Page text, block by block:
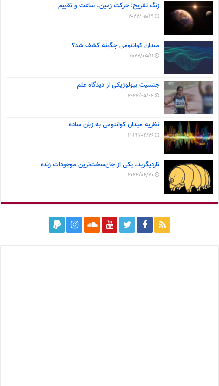
زنگ تفریح: حرکت زمین، ساعت و تقویم
2022/05/19
میدان کوانتومی چگونه کشف شد؟
2022/05/11
جنسیت بیولوژیکی از دیدگاه علم
2022/05/02
نظریه میدان کوانتومی به زبان ساده
2022/04/26
تاردیگرید، یکی از جان‌سخت‌ترین موجودات زنده
2022/04/20